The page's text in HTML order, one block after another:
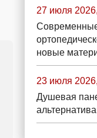
27 июля
новые
23 июля
Душевая